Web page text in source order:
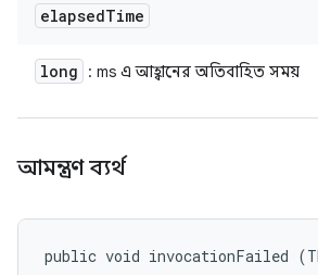
elapsedTime
long : ms এ আহ্বানের অতিবাহিত সময়
আমন্ত্রণ ব্যর্থ
public void invocationFailed